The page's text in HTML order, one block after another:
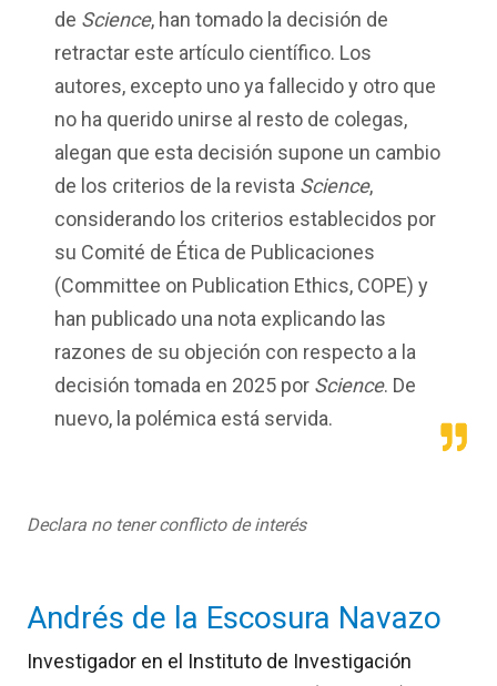
de Science, han tomado la decisión de
retractar este artículo científico. Los
autores, excepto uno ya fallecido y otro que
no ha querido unirse al resto de colegas,
alegan que esta decisión supone un cambio
de los criterios de la revista Science,
considerando los criterios establecidos por
su Comité de Ética de Publicaciones
(Committee on Publication Ethics, COPE) y
han publicado una nota explicando las
razones de su objeción con respecto a la
decisión tomada en 2025 por Science. De
nuevo, la polémica está servida.
Declara no tener conflicto de interés
Andrés de la Escosura Navazo
Investigador en el Instituto de Investigación